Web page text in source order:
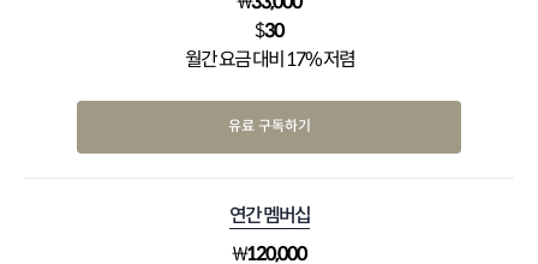
$30
월간 요금 대비 17% 저렴
유료 구독하기
연간 멤버십
₩120,000